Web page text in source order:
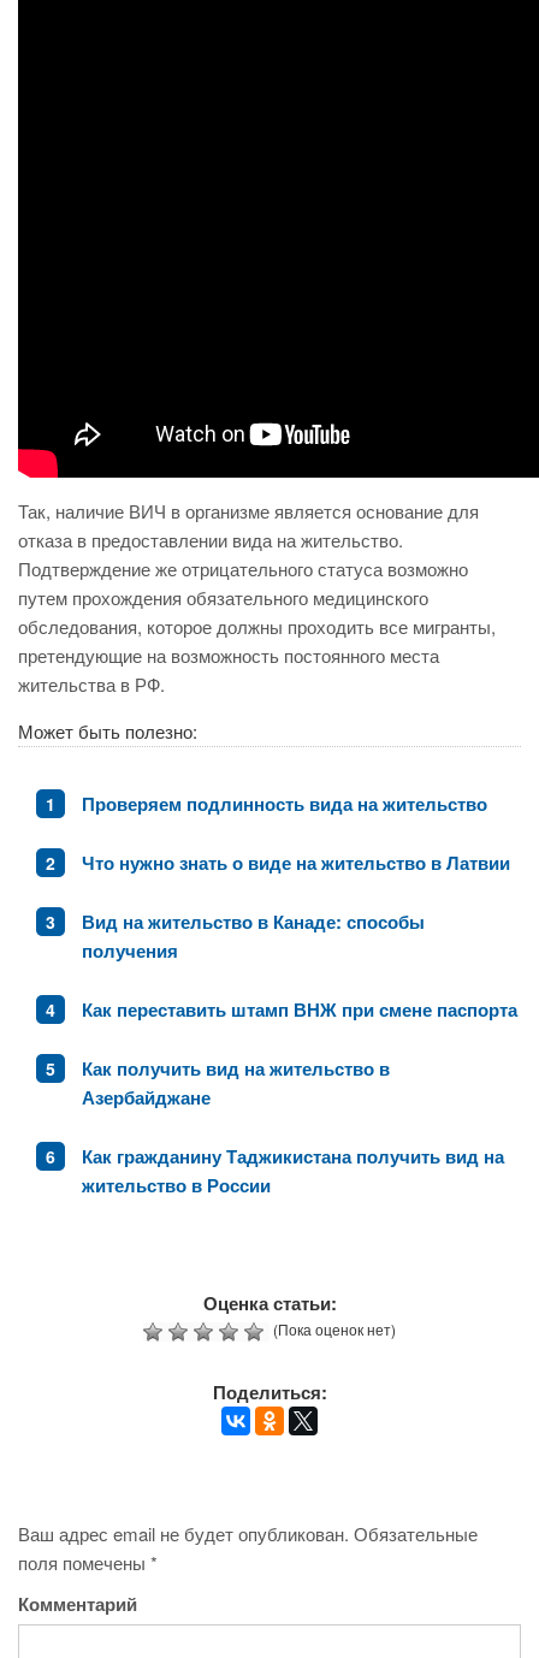
Так, наличие ВИЧ в организме является основание для
отказа в предоставлении вида на жительство.
Подтверждение же отрицательного статуса возможно
путем прохождения обязательного медицинского
обследования, которое должны проходить все мигранты,
претендующие на возможность постоянного места
жительства в РФ.
Может быть полезно:
Проверяем подлинность вида на жительство
Что нужно знать о виде на жительство в Латвии
Вид на жительство в Канаде: способы
получения
Как переставить штамп ВНЖ при смене паспорта
Как получить вид на жительство в
Азербайджане
Как гражданину Таджикистана получить вид на
жительство в России
Оценка статьи:
(Пока оценок нет)
Поделиться:
Ваш адрес email не будет опубликован. Обязательные
поля помечены *
Комментарий